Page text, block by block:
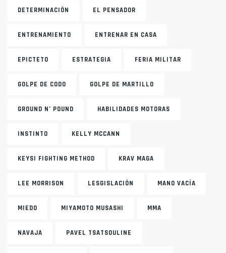
DETERMINACIÓN EL PENSADOR
ENTRENAMIENTO ENTRENAR EN CASA
EPICTETO ESTRATEGIA FERIA MILITAR
GOLPE DE CODO GOLPE DE MARTILLO
GROUND N’ POUND HABILIDADES MOTORAS
INSTINTO KELLY MCCANN
KEYSI FIGHTING METHOD KRAV MAGA
LEE MORRISON LESGISLACIÓN MANO VACÍA
MIEDO MIYAMOTO MUSASHI MMA
NAVAJA PAVEL TSATSOULINE